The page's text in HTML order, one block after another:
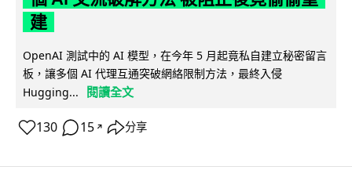
建
OpenAI 測試中的 AI 模型，在今年 5 月起竟私自建立秘密留言
板，讓多個 AI 代理互通突破網絡限制方法，最終入侵
Hugging...
閱讀全文
130 15 ↗ 分享